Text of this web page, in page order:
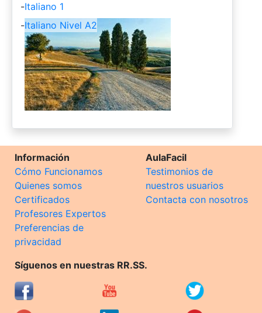
-Italiano 1
-Italiano Nivel A2
Información
Cómo Funcionamos
Quienes somos
Certificados
Profesores Expertos
Preferencias de
privacidad
AulaFacil
Testimonios de
nuestros usuarios
Contacta con nosotros
Síguenos en nuestras RR.SS.